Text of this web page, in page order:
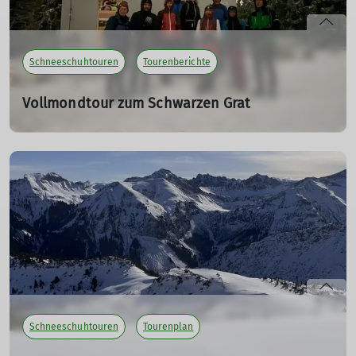
Schneeschuhtouren Tourenberichte
Vollmondtour zum Schwarzen Grat
03.01.2026
10 Wanderfreunde starteten am Parkplatz Bolsternang
zur Vollmondtour.
mehr erfahren
Schneeschuhtouren Tourenplan